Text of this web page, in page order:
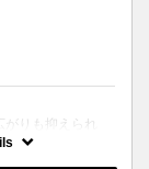
りも抑えられ
やかなハイトー
へ☆